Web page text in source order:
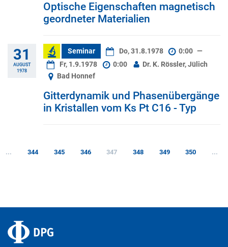
Optische Eigenschaften magnetisch
geordneter Materialien
31
AUGUST
1978
Seminar Do, 31.8.1978 0:00 —
Fr, 1.9.1978
0:00
Dr. K. Rössler, Jülich
Bad Honnef
Gitterdynamik und Phasenübergänge
in Kristallen vom Ks Pt C16 - Typ
... 344 345 346 347 348 349 350 ...